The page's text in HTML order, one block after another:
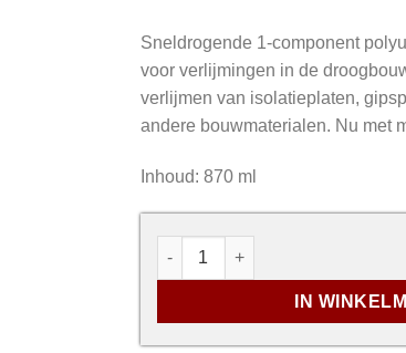
Sneldrogende 1-component
voor verlijmingen in de
verlijmen van isolatieplaten,
andere bouwmaterialen. Nu met
Inhoud: 870 ml
Rectavit Easy Fix 17m²
IN